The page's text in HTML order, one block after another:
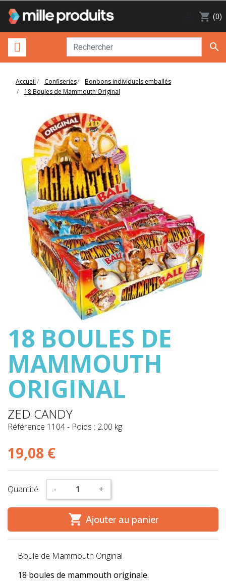
shopping_cart (0)

Accueil Confiseries
Bonbons individuels emballés
18 Boules de Mammouth Original
18 BOULES DE
MAMMOUTH
ORIGINAL
ZED CANDY
Référence 1104- Poids : 2.00 kg
19,08 €
Quantité - +
 Ajouter au panier
Boule de Mammouth Original
18 boules de mammouth originale.